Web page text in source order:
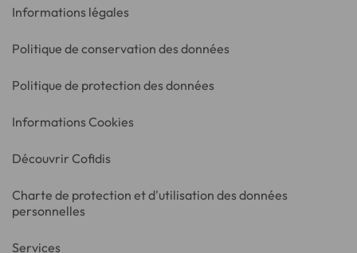
Informations légales
Politique de conservation des données
Politique de protection des données
Informations Cookies
Découvrir Cofidis
Charte de protection et d'utilisation des données
personnelles
Services